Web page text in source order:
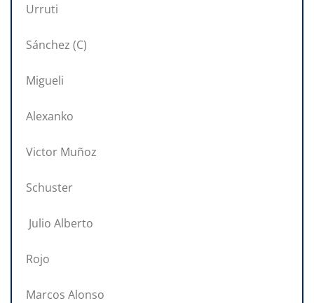
Urruti
Sánchez (C)
Migueli
Alexanko
Victor Muñoz
Schuster
Julio Alberto
Rojo
Marcos Alonso